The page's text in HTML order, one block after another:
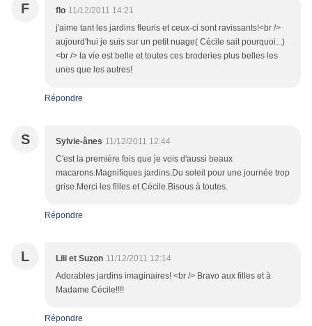
F flo 11/12/2011 14:21
j'aime tant les jardins fleuris et ceux-ci sont ravissants!<br />
aujourd'hui je suis sur un petit nuage( Cécile sait pourquoi...)
<br /> la vie est belle et toutes ces broderies plus belles les
unes que les autres!
Répondre
S Sylvie-ânes 11/12/2011 12:44
C'est la première fois que je vois d'aussi beaux
macarons.Magnifiques jardins.Du soleil pour une journée trop
grise.Merci les filles et Cécile.Bisous à toutes.
Répondre
L Lili et Suzon 11/12/2011 12:14
Adorables jardins imaginaires! <br /> Bravo aux filles et à
Madame Cécile!!!!
Répondre